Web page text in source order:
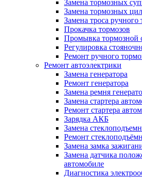
Замена тормозных
Замена тормозных
Замена троса ручного
Прокачка тормозов
Промывка тормозной
Регулировка
Ремонт ручного
Ремонт автоэлектрики
Замена генератора
Ремонт генератора
Замена ремня
Замена стартера
Ремонт стартера
Зарядка АКБ
Замена
Ремонт
Замена замка
Замена датчика
автомобиле
Диагностика